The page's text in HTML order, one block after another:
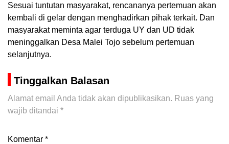
Sesuai tuntutan masyarakat, rencananya pertemuan akan
kembali di gelar dengan menghadirkan pihak terkait. Dan
masyarakat meminta agar terduga UY dan UD tidak
meninggalkan Desa Malei Tojo sebelum pertemuan
selanjutnya.
Tinggalkan Balasan
Alamat email Anda tidak akan dipublikasikan. Ruas yang
wajib ditandai *
Komentar *